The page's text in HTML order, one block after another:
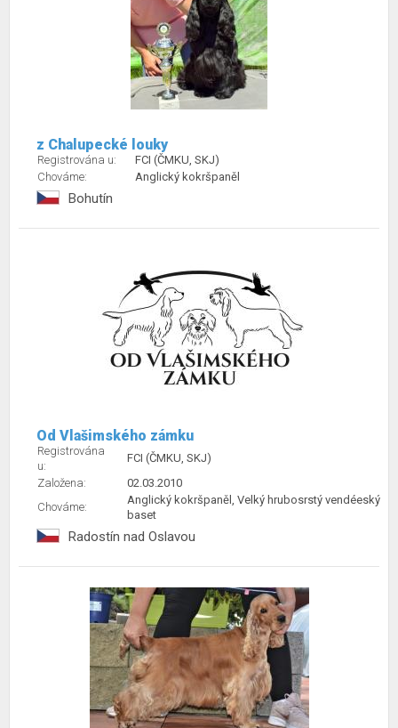
z Chalupecké louky
Registrována u:
FCI (ČMKU, SKJ)
Chováme:
Anglický kokršpaněl
Bohutín
Od Vlašimského zámku
Registrována
u:
FCI (ČMKU, SKJ)
Založena:
02.03.2010
Chováme:
Anglický kokršpaněl, Velký hrubosrstý vendéeský
baset
Radostín nad Oslavou